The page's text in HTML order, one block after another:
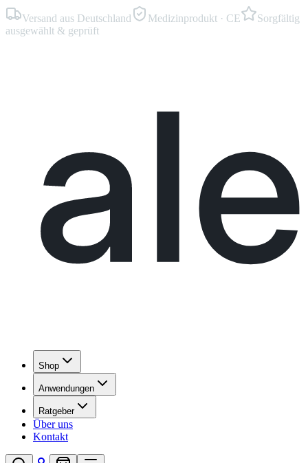
Versand aus Deutschland Medizinprodukt · CE
Sorgfältig
ausgewählt & geprüft
Shop
Anwendungen
Ratgeber
Über uns
Kontakt